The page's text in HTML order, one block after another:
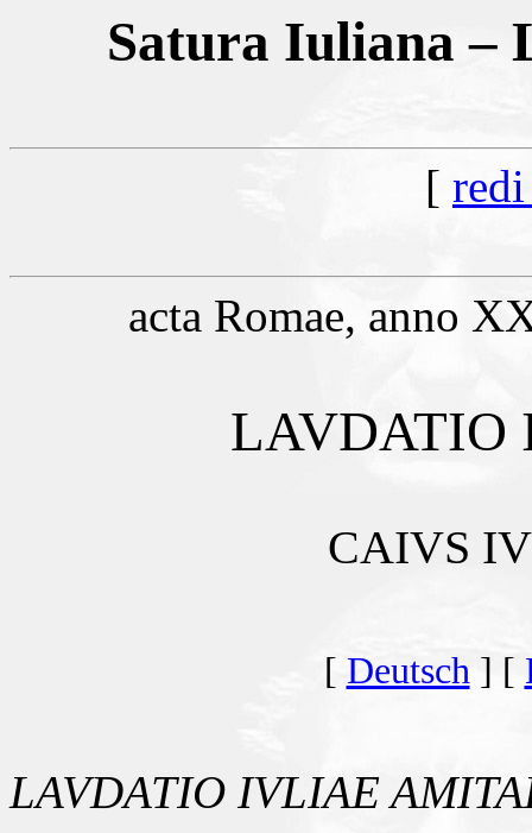
Satura Iuliana –
[ redi
acta Romae, anno
LAVDATIO
CAIVS
[ Deutsch] [
LAVDATIO IVLIAE